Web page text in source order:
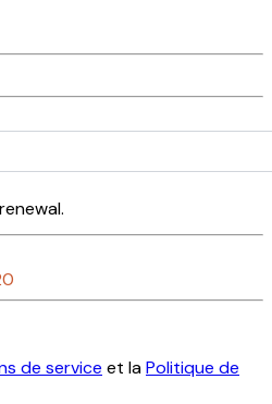
de service et laPolitique de